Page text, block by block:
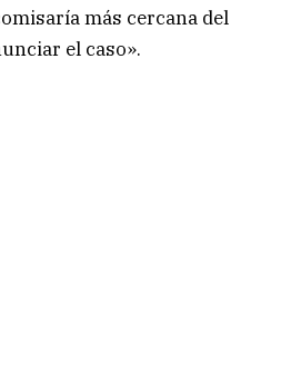
más cercana del
el caso».